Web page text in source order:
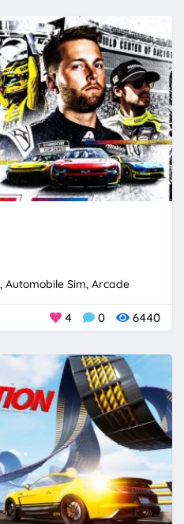
Automobile Sim Arcade
4 0 6440